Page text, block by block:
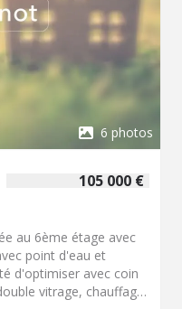
6 photos
105 000 €
au 6ème étage avec
point d'eau et
d'optimiser avec coin
vitrage, chauffage